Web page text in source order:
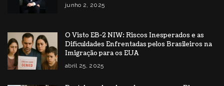
junho 2, 2025
O Visto EB-2 NIW: Riscos Inesperados e as
Dificuldades Enfrentadas pelos Brasileiros na
Imigração para os EUA
abril 25, 2025